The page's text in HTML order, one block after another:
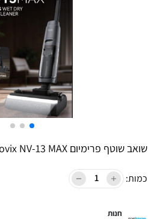
שואב שוטף פרימיום Neovix NV-13 MAX | יבואן רשמי
כמות:
חנות